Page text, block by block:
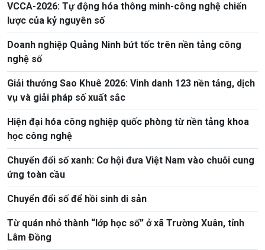
VCCA-2026: Tự động hóa thông minh-công nghệ chiến
lược của kỷ nguyên số
Doanh nghiệp Quảng Ninh bứt tốc trên nền tảng công
nghệ số
Giải thưởng Sao Khuê 2026: Vinh danh 123 nền tảng, dịch
vụ và giải pháp số xuất sắc
Hiện đại hóa công nghiệp quốc phòng từ nền tảng khoa
học công nghệ
Chuyển đổi số xanh: Cơ hội đưa Việt Nam vào chuỗi cung
ứng toàn cầu
Chuyển đổi số để hồi sinh di sản
Từ quán nhỏ thành “lớp học số” ở xã Trường Xuân, tỉnh
Lâm Đồng